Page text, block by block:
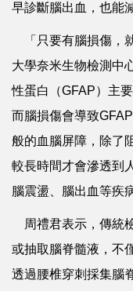
早診斷腦出血，也能
「只要有腦損傷，
大學奈米生物檢測中
性蛋白（GFAP）主
而腦損傷會導致
般的血腦屏障，除了
較長時間才會滲透到
腦震盪、腦出血等疾
周禮君表示，傳統
或抽取腦脊髓液，不
透過腰椎穿刺採集腦